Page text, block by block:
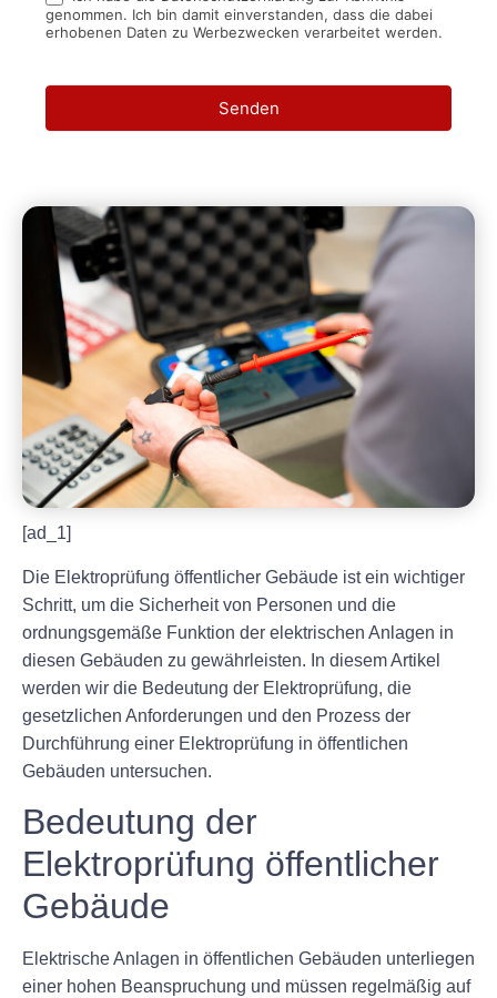
genommen. Ich bin damit einverstanden, dass die dabei
erhobenen Daten zu Werbezwecken verarbeitet werden.
Senden
[ad_1]
Die Elektroprüfung öffentlicher Gebäude ist ein wichtiger
Schritt, um die Sicherheit von Personen und die
ordnungsgemäße Funktion der elektrischen Anlagen in
diesen Gebäuden zu gewährleisten. In diesem Artikel
werden wir die Bedeutung der Elektroprüfung, die
gesetzlichen Anforderungen und den Prozess der
Durchführung einer Elektroprüfung in öffentlichen
Gebäuden untersuchen.
Bedeutung der
Elektroprüfung öffentlicher
Gebäude
Elektrische Anlagen in öffentlichen Gebäuden unterliegen
einer hohen Beanspruchung und müssen regelmäßig auf